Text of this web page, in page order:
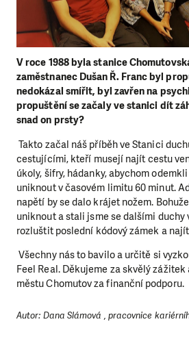
V roce 1988 byla stanice
zaměstnanec Dušan Ř. Franc byl
nedokázal smířit, byl zavřen na
propuštění se začaly ve stanici dít
snad on prsty?
Takto začal náš příběh ve Stanici
cestujícími, kteří musejí najít cestu
úkoly, šifry, hádanky, abychom
uniknout v časovém limitu 60 minut.
napětí by se dalo krájet nožem.
uniknout a stali jsme se dalšími
rozluštit poslední kódový zámek a
Všechny nás to bavilo a určitě si
Feel Real. Děkujeme za skvělý
městu Chomutov za finanční podporu.
Autor: Dana Slámová , pracovnice